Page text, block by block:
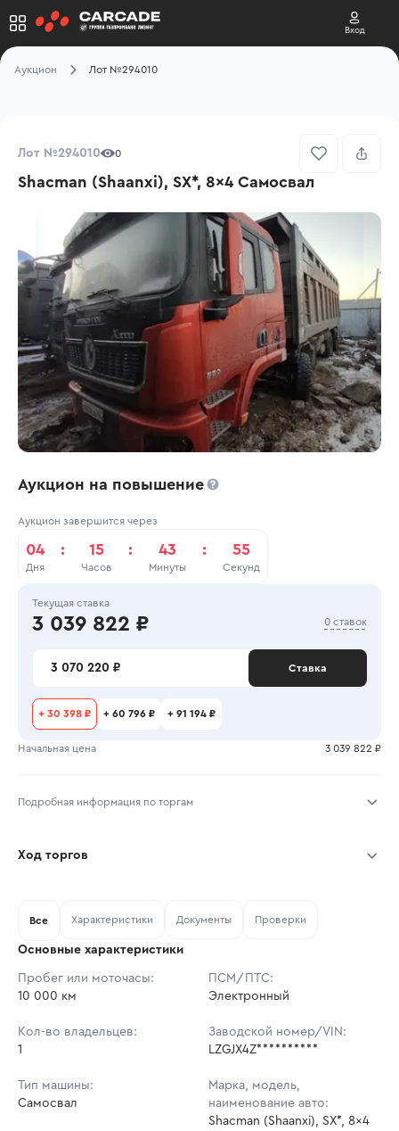
Вход
Аукцион Лот №294010
Лот №294010 0
Shacman (Shaanxi), SX*, 8x4 Самосвал
Аукцион на повышение
Аукцион завершится через
04
Дня
: 15
Часов
: 43
Минуты
: 55
Секунд
Текущая ставка
3 039 822 ₽ 0 ставок
3 070 220 ₽ Ставка
+ 30 398 ₽ + 60 796 ₽ + 91 194 ₽
Начальная цена 3 039 822 ₽
Подробная информация по торгам
Тип аукциона: Открытые торги
Шаг торгов: 30 398 ₽
Кол-во ставок:
Ход торгов
Ставок не найдено
в аукционах
Все Характеристики Документы Проверки
Основные характеристики
Пробег или моточасы:
10 000 км
ПСМ/ПТС:
Электронный
Кол-во владельцев:
1
Заводской номер/VIN:
LZGJX4Z**********
Тип машины:
Самосвал
Марка, модель,
наименование авто:
Shacman (Shaanxi), SX*, 8x4